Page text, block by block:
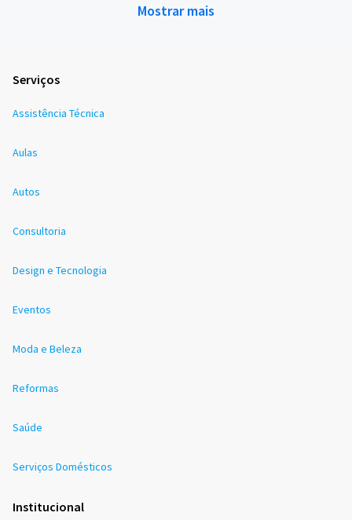
Mostrar mais
Serviços
Assistência Técnica
Aulas
Autos
Consultoria
Design e Tecnologia
Eventos
Moda e Beleza
Reformas
Saúde
Serviços Domésticos
Institucional